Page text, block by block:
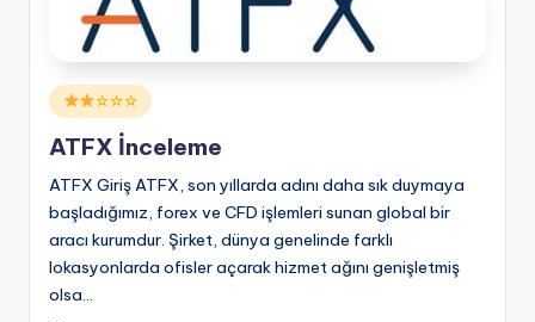
Posted
in
☆☆☆
ATFX İnceleme
ATFX Giriş ATFX, son yıllarda adını daha sık duymaya
başladığımız, forex ve CFD işlemleri sunan global bir
aracı kurumdur. Şirket, dünya genelinde farklı
lokasyonlarda ofisler açarak hizmet ağını genişletmiş
olsa…